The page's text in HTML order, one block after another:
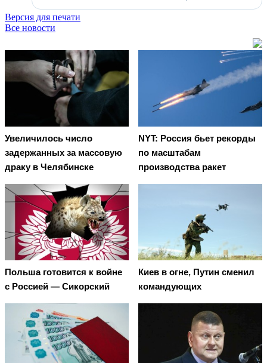
Версия для печати
Все новости
Увеличилось число
задержанных за массовую
драку в Челябинске
NYT: Россия бьет рекорды
по масштабам
производства ракет
Польша готовится к войне
с Россией — Сикорский
Киев в огне, Путин сменил
командующих